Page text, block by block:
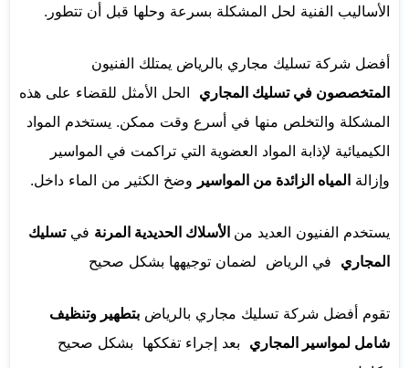
الأساليب الفنية لحل المشكلة بسرعة وحلها قبل أن تتطور.
أفضل شركة تسليك مجاري بالرياض يمتلك الفنيون
المتخصصون في تسليك المجاري الحل الأمثل للقضاء على هذه
المشكلة والتخلص منها في أسرع وقت ممكن. يستخدم المواد
الكيميائية لإذابة المواد العضوية التي تراكمت في المواسير
وإزالة المياه الزائدة من المواسير وضخ الكثير من الماء داخل.
يستخدم الفنيون العديد من الأسلاك الحديدية المرنة فيتسليك
المجاري في الرياض لضمان توجيهها بشكل صحيح
تقوم أفضل شركة تسليك مجاري بالرياض بتطهير وتنظيف
شامل لمواسير المجاري بعد إجراء تفككها بشكل صحيح